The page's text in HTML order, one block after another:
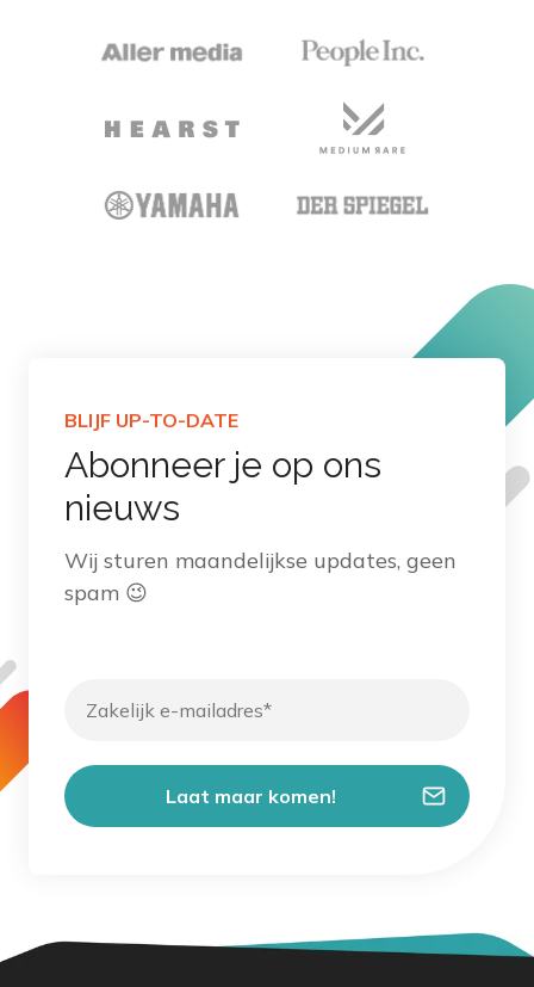
BLIJF UP-TO-DATE
Abonneer je op ons
nieuws
Wij sturen maandelijkse updates, geen
spam 😉